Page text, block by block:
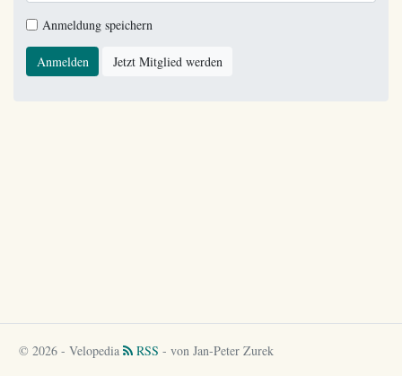
Anmeldung speichern
Anmelden Jetzt Mitglied werden
© 2026 - Velopedia RSS - von Jan-Peter Zurek